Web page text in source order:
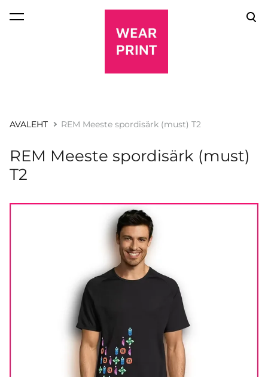
lisati ostukorvi.
AVALEHT REM Meeste spordisärk (must) T2
REM Meeste spordisärk (must)
T2